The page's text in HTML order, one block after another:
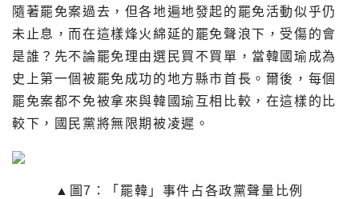
隨著罷免案過去，但各地遍地發起的罷免活動似乎仍
未止息，而在這樣烽火綿延的罷免聲浪下，受傷的會
是誰？先不論罷免理由選民買不買單，當韓國瑜成為
史上第一個被罷免成功的地方縣市首長。爾後，每個
罷免案都不免被拿來與韓國瑜互相比較，在這樣的比
較下，國民黨將無限期被凌遲。
▲圖7：「罷韓」事件占各政黨聲量比例